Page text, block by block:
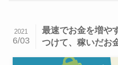
最速でお金を増や
つけて、稼いだお
2021
6/03